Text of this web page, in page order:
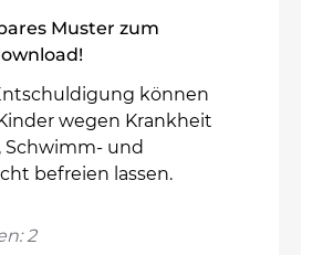
Muster zum
können
wegen Krankheit
Schwimm- und
befreien lassen.
2